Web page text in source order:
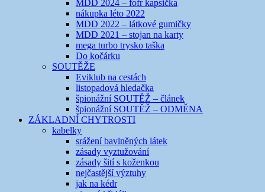
MDD 2024 – fofr kapsička
nákupka léto 2022
MDD 2022 – látkové gumičky
MDD 2021 – stojan na karty
mega turbo trysko taška
Do kočárku
SOUTĚŽE
Eviklub na cestách
listopadová hledačka
špionážní SOUTĚŽ – článek
špionážní SOUTĚŽ – ODMĚNA
ZÁKLADNÍ CHYTROSTI
kabelky
srážení bavlněných látek
zásady vyztužování
zásady šití s koženkou
nejčastější výztuhy
jak na kédr